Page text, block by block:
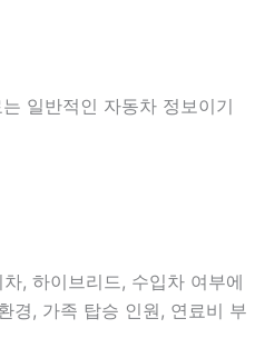
일반적인 자동차 정보이기
, 하이브리드, 수입차 여부에
경, 가족 탑승 인원, 연료비 부